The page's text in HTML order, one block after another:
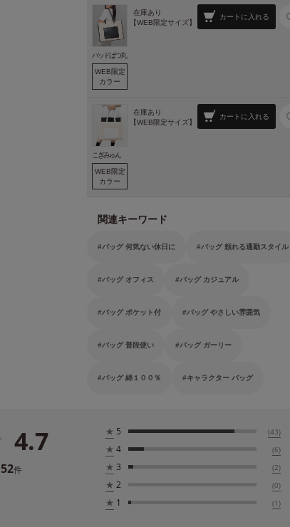
バッドばつ丸
WEB限定
カラー
在庫あり
【WEB限定サイズ】
カートに入れる
こぎみゅん
WEB限定
カラー
在庫あり
【WEB限定サイズ】
カートに入れる
関連キーワード
バッグ 何気ない休日に バッグ 頼れる通勤スタイル
バッグ オフィス バッグ カジュアル
バッグ ポケット付 バッグ やさしい雰囲気
バッグ 普段使い バッグ ガーリー
バッグ 綿１００％ キャラクター バッグ
4.7
52件
★ 5 (43)
★ 4 (6)
★ 3 (2)
★ 2 (0)
★ 1 (1)